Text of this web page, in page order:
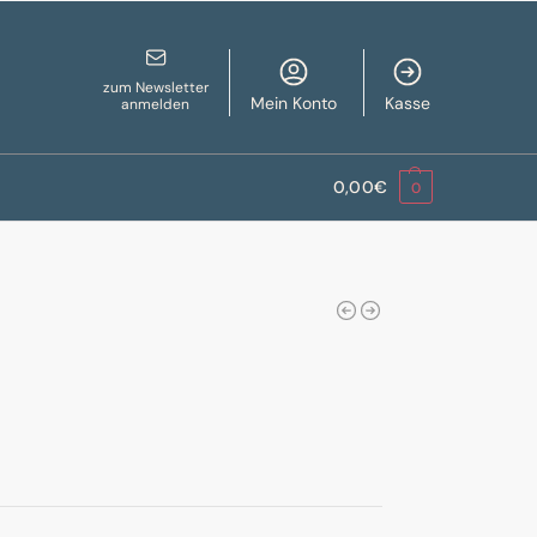
zum Newsletter
anmelden
Mein Konto Kasse
0,00€ 0